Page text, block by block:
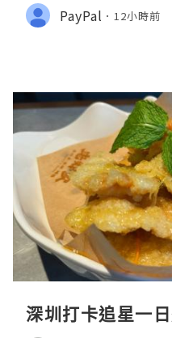
PayPal 12小時前
深圳打卡追星一